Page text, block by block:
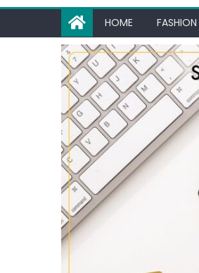
HOME FASHION